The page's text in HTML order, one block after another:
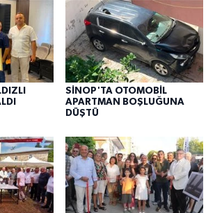
SİNOP'TA OTOMOBİL
APARTMAN BOŞLUĞUNA
DÜŞTÜ